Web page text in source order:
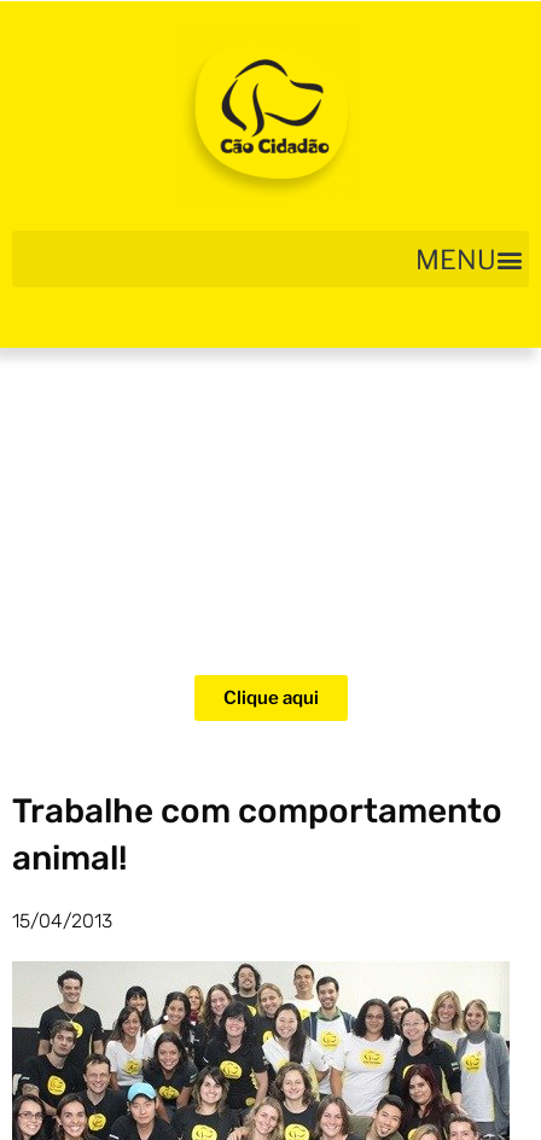
Clique aqui
Trabalhe com comportamento
animal!
15/04/2013